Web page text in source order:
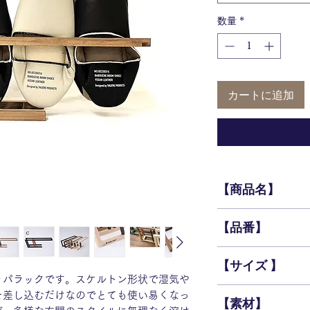
ラックです。スケルトン形状で湿気や
し込むだけなのでとても使い易くなっ
数量 *
カートに追加
【商品名】
【品番】
【サイズ 】
【素材】